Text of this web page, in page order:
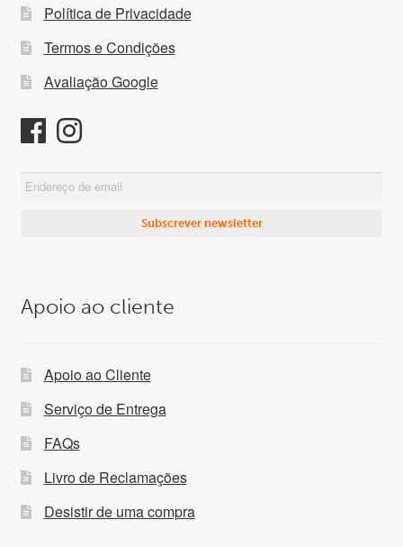
Política de Privacidade
Termos e Condições
Avaliação Google
Apoio ao cliente
Apoio ao Cliente
Serviço de Entrega
FAQs
Livro de Reclamações
Desistir de uma compra